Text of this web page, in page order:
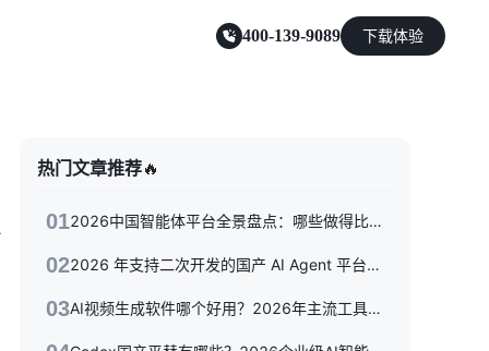
能源及制造业
400-139-9089 下载体验
热门文章推荐🔥
01 2026中国智能体平台全景盘点：哪些做得比较好？
02 2026 年支持二次开发的国产 AI Agent 平台盘点，高扩展性智能体平台推荐
03 AI视频生成软件哪个好用？2026年主流工具深度评测与选型指南